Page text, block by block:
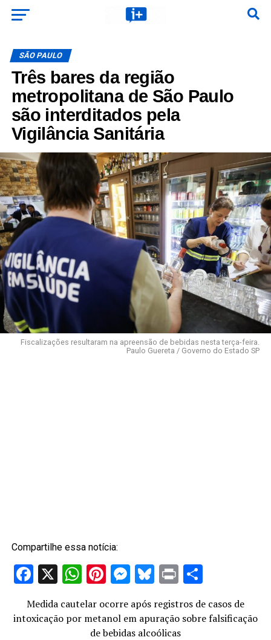
SÃO PAULO
Três bares da região
metropolitana de São Paulo
são interditados pela
Vigilância Sanitária
Fiscalizações resultaram na apreensão de bebidas nesta terça-feira.
Paulo Guereta / Governo do Estado SP
Compartilhe essa notícia:
Facebook
X WhatsApp
Pinterest
Messenger
Bluesky
PrintShare
Medida cautelar ocorre após registros de casos de
intoxicação por metanol em apuração sobre falsificação
de bebidas alcoólicas